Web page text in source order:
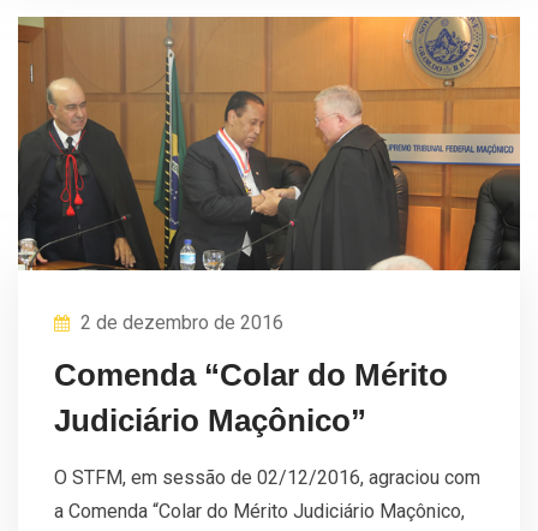
2 de dezembro de 2016
Comenda “Colar do Mérito
Judiciário Maçônico”
O STFM, em sessão de 02/12/2016, agraciou com
a Comenda “Colar do Mérito Judiciário Maçônico,